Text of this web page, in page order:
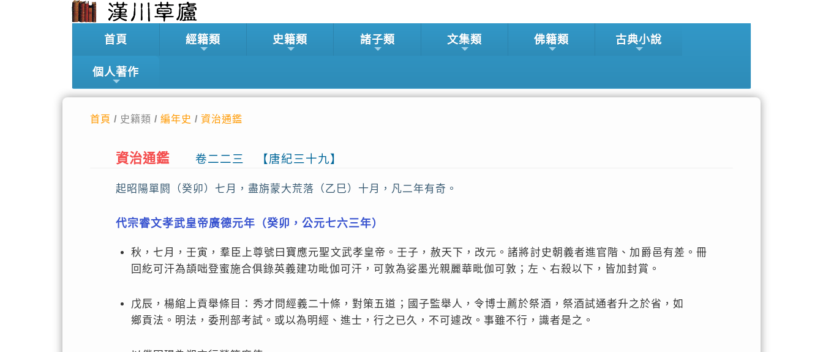
首頁 經籍類 史籍類 諸子類 文集類 佛籍類 古典小說
個人著作
首頁 / 史籍類 / 編年史 / 資治通鑑
資治通鑑 卷二二三 【唐紀三十九】
起昭陽單閼（癸卯）七月，盡旃蒙大荒落（乙巳）十月，凡二年有奇。
代宗睿文孝武皇帝廣德元年（癸卯，公元七六三年）
秋，七月，壬寅，羣臣上尊號曰寶應元聖文武孝皇帝。壬子，赦天下，改元。諸將討史朝義者進官階、加爵邑有差。冊
回紇可汗為頡咄登蜜施合俱錄英義建功毗伽可汗，可敦為娑墨光親麗華毗伽可敦；左、右殺以下，皆加封賞。
戊辰，楊綰上貢舉條目：秀才問經義二十條，對策五道；國子監舉人，令博士薦於祭酒，祭酒試通者升之於省，如
鄉貢法。明法，委刑部考試。或以為明經、進士，行之已久，不可遽改。事雖不行，識者是之。